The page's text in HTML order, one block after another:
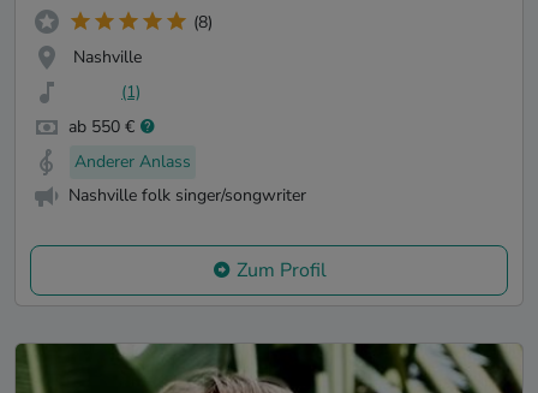
(8)
Nashville
(1)
ab 550 €
Anderer Anlass
Nashville folk singer/songwriter
Zum Profil